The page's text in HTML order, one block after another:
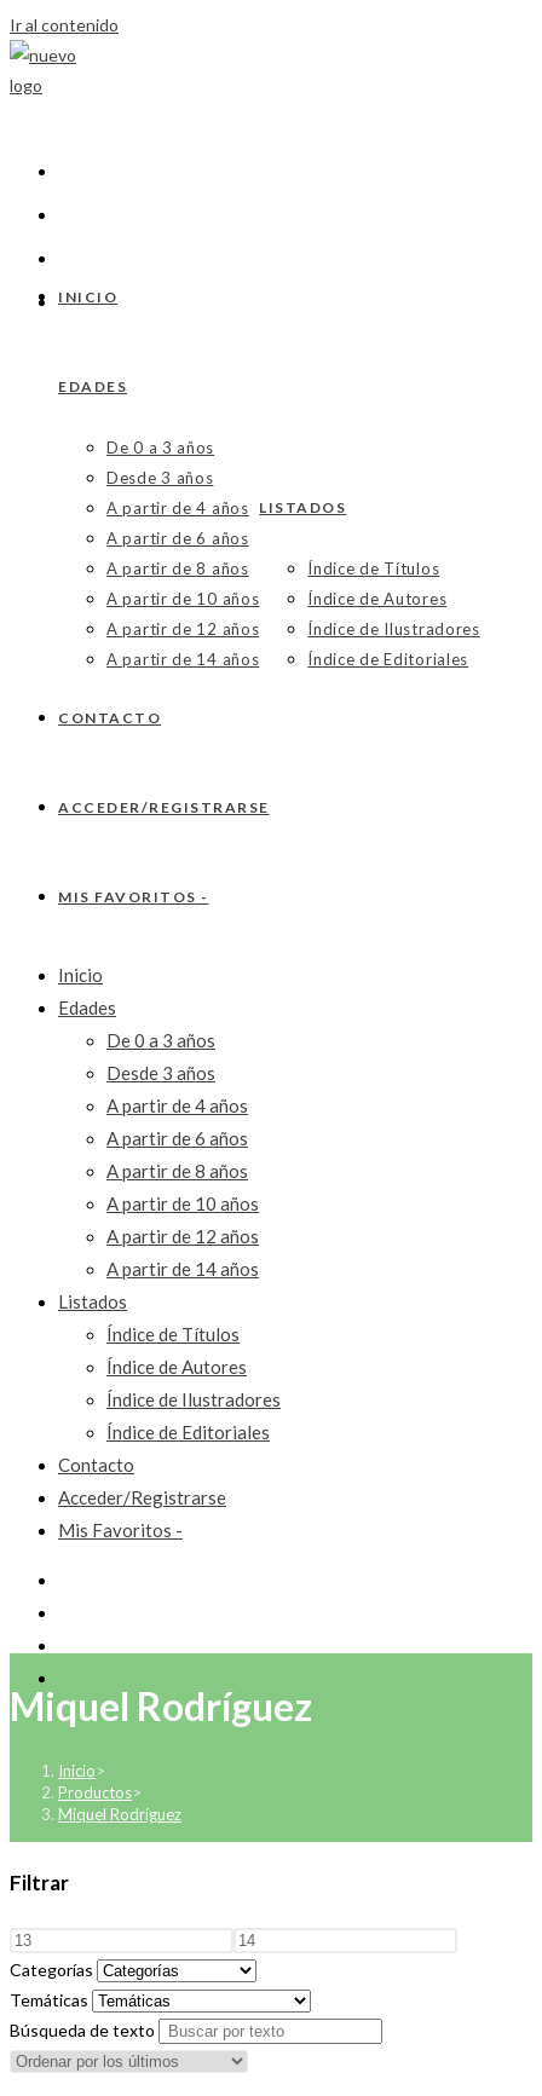
Ir al contenido
INICIO
EDADES
De 0 a 3 años
Desde 3 años
A partir de 4 años
A partir de 6 años
A partir de 8 años
A partir de 10 años
A partir de 12 años
A partir de 14 años
LISTADOS
Índice de Títulos
Índice de Autores
Índice de Ilustradores
Índice de Editoriales
CONTACTO
ACCEDER/REGISTRARSE
MIS FAVORITOS -
Inicio
Edades
De 0 a 3 años
Desde 3 años
A partir de 4 años
A partir de 6 años
A partir de 8 años
A partir de 10 años
A partir de 12 años
A partir de 14 años
Listados
Índice de Títulos
Índice de Autores
Índice de Ilustradores
Índice de Editoriales
Contacto
Acceder/Registrarse
Mis Favoritos -
Miquel Rodríguez
Inicio>
Productos>
Miquel Rodríguez
Filtrar
Categorías
Temáticas
Búsqueda de texto